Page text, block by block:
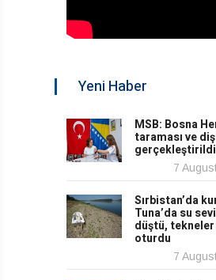
Yeni Haber
MSB: Bosna
taraması ve
gerçekleştirildi
7
Sırbistan’da
Tuna’da su
düştü,
oturdu
7